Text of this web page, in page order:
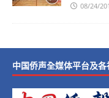
08/24/
中国侨声全媒体平台及